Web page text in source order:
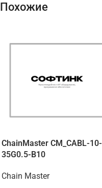
Похожие
ChainMaster CM_CABL-10-
35G0.5-B10
Chain Master